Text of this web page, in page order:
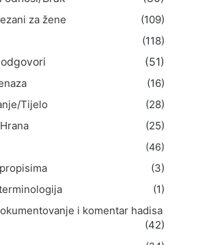
za žene
(109)
(118)
(51)
(16)
Tijelo
(28)
(25)
(46)
(3)
(1)
i komentar hadisa
(42)